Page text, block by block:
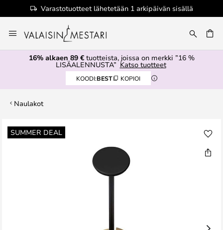
Varastotuotteet lähetetään 1 arkipäivän sisällä
to
Content
16% alkaen 89 €tuotteista, joissa on merkki ”16 %
LISÄALENNUSTA” Katso tuotteet
KOODI:BEST KOPIOI
Naulakot
SUMMER DEAL
Skip
to